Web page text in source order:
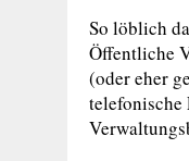
So löblich
Öffentliche
(oder eher
telefonische